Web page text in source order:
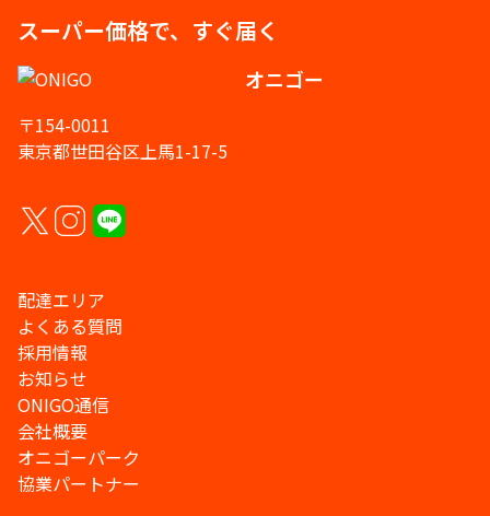
スーパー価格で、すぐ届く
オニゴー
〒154-0011
東京都世田谷区上馬1-17-5
配達エリア
よくある質問
採用情報
お知らせ
ONIGO通信
会社概要
オニゴーパーク
協業パートナー